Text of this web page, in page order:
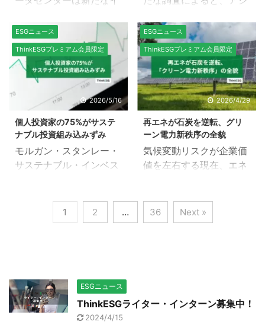
ものであり、組織が信頼
ゼロ移行計画を策定する
ことを支援するために設
計された、世界で初めて
の独立して検証可能な国
際規格である。*1 この国
際規格草案は、9月上旬
までに各国の合意形成を
行うため、170カ国 ...
景にあるビジネスの現実
活動について詳しく解説
する。 SBTiの新たなジ
レンマと「企業ネットゼ
ロ標準v2.0」 企業の気
候変動に関する取り組み
を評価する枠組みは、い
わゆるグルーチョ・マル
クスのジレンマに直面し
ていると指摘さ ...
となっている。事業者が
データセンターの容量を
増強するにつれ、電力、
冷却、資材へのアクセス
に関する圧力が急速に高
まっており、その結果、
温室効果ガスの排出量や
周辺環境への影響が増加
している。 そんな中、マ
イクロソフト、グーグ
ル、メタ、アマゾンが支
ー・イノベーション・イ
ニシアティブ（DCII）」
環境や地域社会に深い影
響を与える革新的な ...
先順位ではエネルギー貯
蔵がトップとなってい
る。＊1 アジアの機関投
資家は、気候変動対策へ
の投資計画を加速させて
いる。気候変動に関する
アジア投資家グループ
（AIGCC）が発表した報
告書『The State of
Investor Climate
Transition in Asia
候ソリューション投資に
関する定量的な目標設定
ESGニュース
ThinkESGプレミアム会員限定
2026/5/16
個人投資家の75%がサステ
ナブル投資組み込みずみ
モルガン・スタンレー・
サステナブル・インベス
の「サステナブル・シグ
ナルズ（Sustainable
けて、北米、欧州、およ
びアジア太平洋
（APAC）地域の現役個
人投資家2,250名を対象
ESGニュース
ThinkESGプレミアム会員限定
2026/4/29
再エネが石炭を逆転、グリ
ーン電力新秩序の全貌
気候変動リスクが企業価
値を左右する現在、エネ
要課題である。2025
年、太陽光の爆発的普及
クタンクEmberの最新レ
1 2 … 36 Next »
ESGニュース
ThinkESGライター・インターン募集中！
2024/4/15